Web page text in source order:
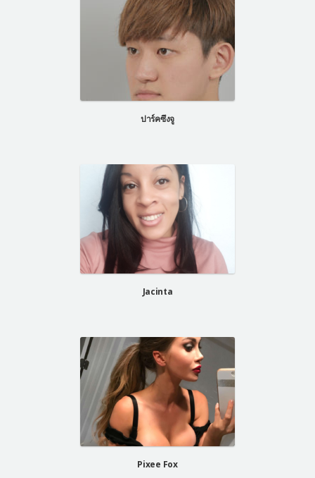
ปาร์คซึงจู
Jacinta
Pixee Fox